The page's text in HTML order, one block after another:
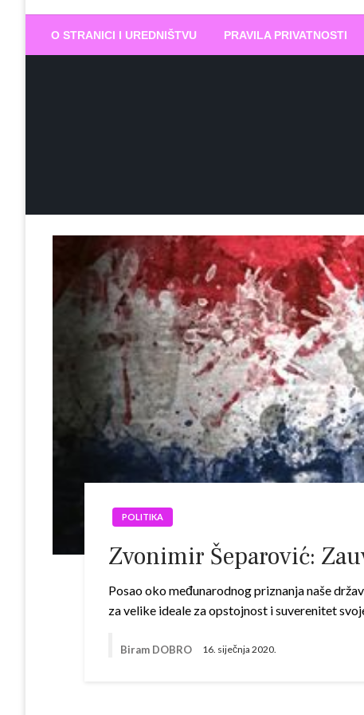
Biram DOBRO
O STRANICI I UREDNIŠTVU PRAVILA PRIVATNOSTI
POLITIKA
Zvonimir Šeparović:
Posao oko međunarodnog priznanja naše
za velike ideale za opstojnost i suverenitet
Biram DOBRO 16. siječnja 2020.